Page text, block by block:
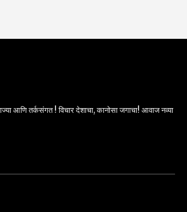
आणि तर्कसंगत ! विचार देशाचा, कानोसा जगाचा! आवाज नव्या